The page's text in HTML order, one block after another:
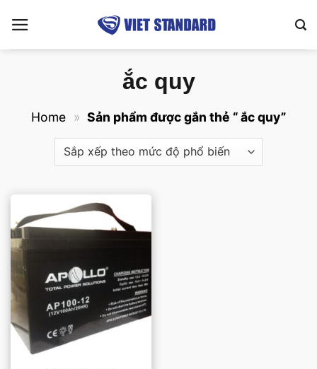
qua
nội
ắc quy
Home » Sản phẩm được gắn thẻ “ ắc quy”